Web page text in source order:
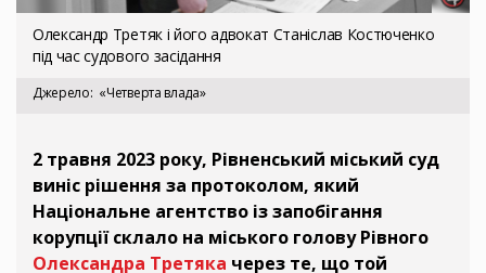
Олександр Третяк і його адвокат Станіслав Костюченко
під час судового засідання
Джерело «Четверта влада»
2 травня 2023 року, Рівненський міський суд
виніс рішення за протоколом, який
Національне агентство із запобігання
корупції склало на міського голову Рівного
Олександра Третяка через те, що той